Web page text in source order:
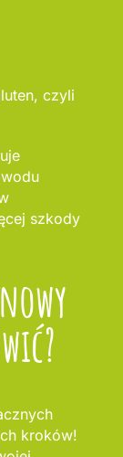
czyli
szkody
kroków!